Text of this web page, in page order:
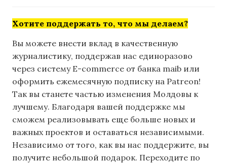
Хотите поддержать то, что мы делаем?
Вы можете внести вклад в качественную
журналистику, поддержав нас единоразово
через систему E-commerce от банка maib или
оформить ежемесячную подписку на Patreon!
Так вы станете частью изменения Молдовы к
лучшему. Благодаря вашей поддержке мы
сможем реализовывать еще больше новых и
важных проектов и оставаться независимыми.
Независимо от того, как вы нас поддержите, вы
получите небольшой подарок. Переходите по